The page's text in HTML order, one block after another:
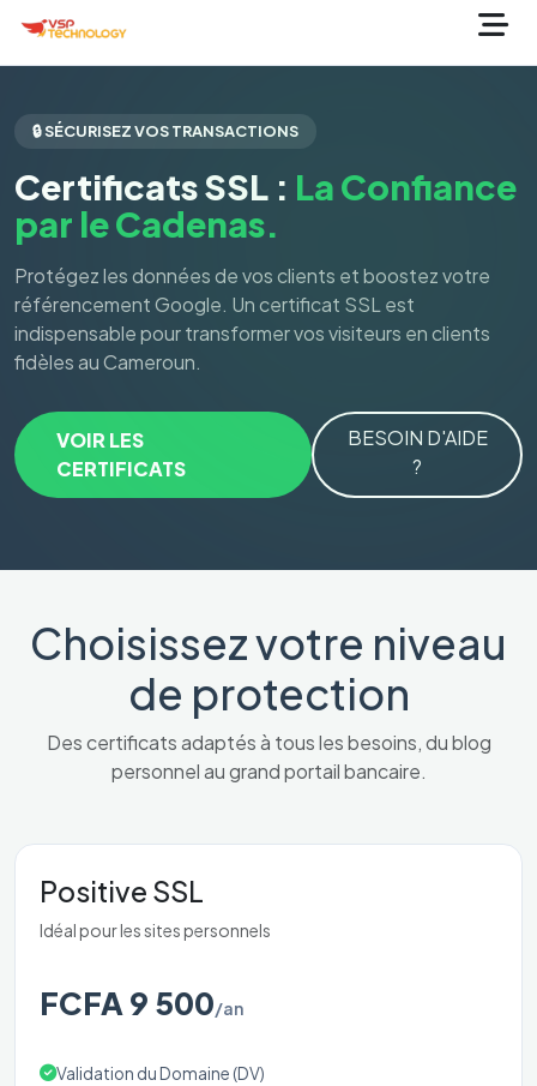
🔒 SÉCURISEZ VOS TRANSACTIONS
Certificats SSL : La Confiance
par le Cadenas.
Protégez les données de vos clients et boostez votre
référencement Google. Un certificat SSL est
indispensable pour transformer vos visiteurs en clients
fidèles au Cameroun.
VOIR LES
CERTIFICATS
BESOIN D'AIDE
?
Choisissez votre niveau
de protection
Des certificats adaptés à tous les besoins, du blog
personnel au grand portail bancaire.
Positive SSL
Idéal pour les sites personnels
FCFA 9 500/an
Validation du Domaine (DV)